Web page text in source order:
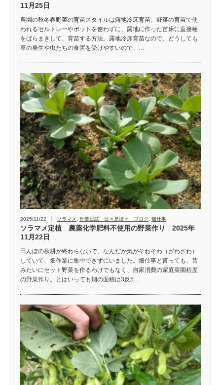
11月25日
農園の秋冬春野菜の育苗スタイルは露地冷床育苗。野菜の育苗で使
われるセルトレーやポットを使わずに、露地に作った苗床に直接種
をばらまきして、育苗する方法。露地冷床育苗なので、どうしても
草の発生や虫たちの食害を受けやすいので、…
2025/11/22 ソラマメ 作業日誌 日々是淡々 ブログ 畑仕事
ソラマメ定植 農薬化学肥料不使用の野菜作り 2025年
11月22日
田んぼの秋耕が終わらないで、なんだか気がそわそわ（ざわざわ）
していて、畑作業に集中できずにいました。畑仕事と言っても、昔
みたいにセット野菜を作るわけでもなく、自家消費の家庭菜園程度
の野菜作り。とはいっても畑の面積は3反5…